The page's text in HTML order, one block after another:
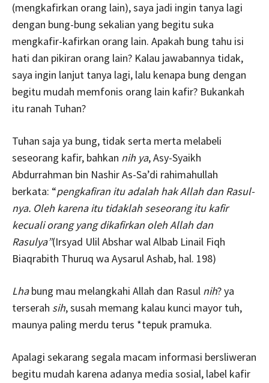
(mengkafirkan orang lain), saya jadi ingin tanya lagi
dengan bung-bung sekalian yang begitu suka
mengkafir-kafirkan orang lain. Apakah bung tahu isi
hati dan pikiran orang lain? Kalau jawabannya tidak,
saya ingin lanjut tanya lagi, lalu kenapa bung dengan
begitu mudah memfonis orang lain kafir? Bukankah
itu ranah Tuhan?
Tuhan saja ya bung, tidak serta merta melabeli
seseorang kafir, bahkan nih ya, Asy-Syaikh
Abdurrahman bin Nashir As-Sa’di rahimahullah
berkata: “pengkafiran itu adalah hak Allah dan Rasul-
nya. Oleh karena itu tidaklah seseorang itu kafir
kecuali orang yang dikafirkan oleh Allah dan
Rasulya”(Irsyad Ulil Abshar wal Albab Linail Fiqh
Biaqrabith Thuruq wa Aysarul Ashab, hal. 198)
Lhabung mau melangkahi Allah dan Rasul nih? ya
terserah sih, susah memang kalau kunci mayor tuh,
maunya paling merdu terus *tepuk pramuka.
Apalagi sekarang segala macam informasi bersliweran
begitu mudah karena adanya media sosial, label kafir